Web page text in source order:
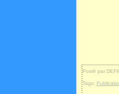
Posté par
Tags: